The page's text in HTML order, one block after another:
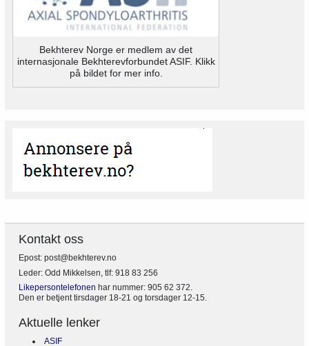
Bekhterev Norge er medlem av det
internasjonale Bekhterevforbundet ASIF. Klikk
på bildet for mer info.
Kontakt oss
Epost: post@bekhterev.no
Leder: Odd Mikkelsen, tlf: 918 83 256
Likepersontelefonen har nummer: 905 62 372.
Den er betjent tirsdager 18-21 og torsdager 12-15.
Aktuelle lenker
ASIF